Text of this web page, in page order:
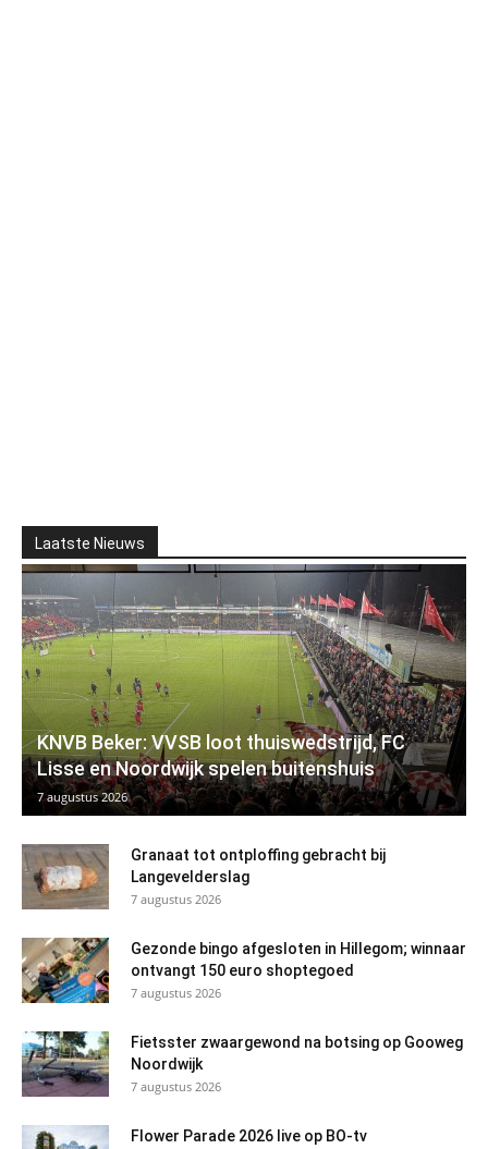
Laatste Nieuws
KNVB Beker: VVSB loot thuiswedstrijd, FC
Lisse en Noordwijk spelen buitenshuis
7 augustus 2026
Granaat tot ontploffing gebracht bij
Langevelderslag
7 augustus 2026
Gezonde bingo afgesloten in Hillegom; winnaar
ontvangt 150 euro shoptegoed
7 augustus 2026
Fietsster zwaargewond na botsing op Gooweg
Noordwijk
7 augustus 2026
Flower Parade 2026 live op BO-tv